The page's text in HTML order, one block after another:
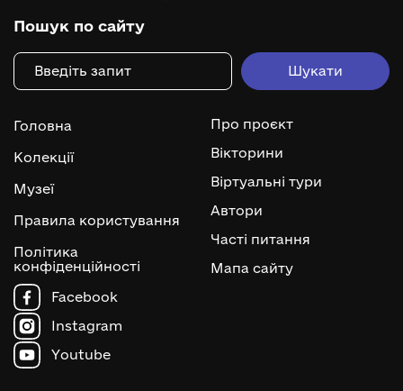
Пошук по сайту
Головна
Колекції
Музеї
Правила користування
Політика
конфіденційності
Про проєкт
Вікторини
Віртуальні тури
Автори
Часті питання
Мапа сайту
Facebook
Instagram
Youtube